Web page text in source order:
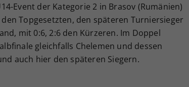
Event der Kategorie 2 in Brasov (Rumänien)
Topgesetzten, den späteren Turniersieger
mit 0:6, 2:6 den Kürzeren. Im Doppel
gleichfalls Chelemen und dessen
auch hier den späteren Siegern.